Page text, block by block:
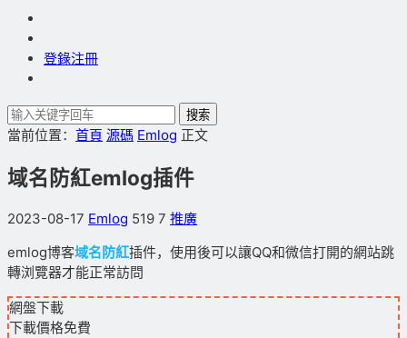
登錄注冊
搜索
當前位置： 首頁 源碼 Emlog 正文
域名防紅emlog插件
2023-08-17 Emlog 519 7 推廣
emlog博客域名防紅插件，使用後可以讓QQ和微信打開的網站跳
轉浏覽器才能正常訪問
網盤下載
下載價格免費